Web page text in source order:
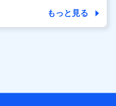
的の範囲内に限って共同利
もっと見る